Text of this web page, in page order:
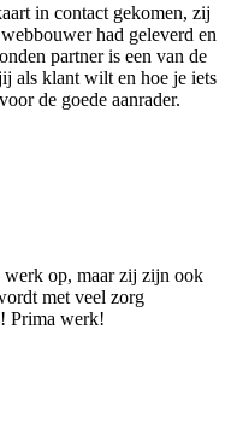
in contact gekomen, zij
had geleverd en
partner is een van de
als klant wilt en hoe je iets
de goede aanrader.
werk op, maar zij zijn ook
met veel zorg
Prima werk!